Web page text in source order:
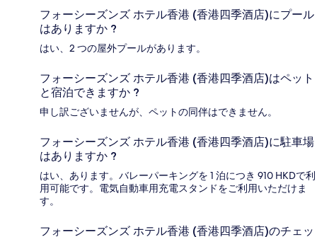
フォーシーズンズ ホテル香港 (香港四季酒店)にプール
はありますか ?
はい、2 つの屋外プールがあります。
フォーシーズンズ ホテル香港 (香港四季酒店)はペット
と宿泊できますか ?
申し訳ございませんが、ペットの同伴はできません。
フォーシーズンズ ホテル香港 (香港四季酒店)に駐車場
はありますか ?
はい、あります。バレーパーキングを 1 泊につき 910 HKDで利
用可能です。電気自動車用充電スタンドをご利用いただけま
す。
フォーシーズンズ ホテル香港 (香港四季酒店)のチェッ